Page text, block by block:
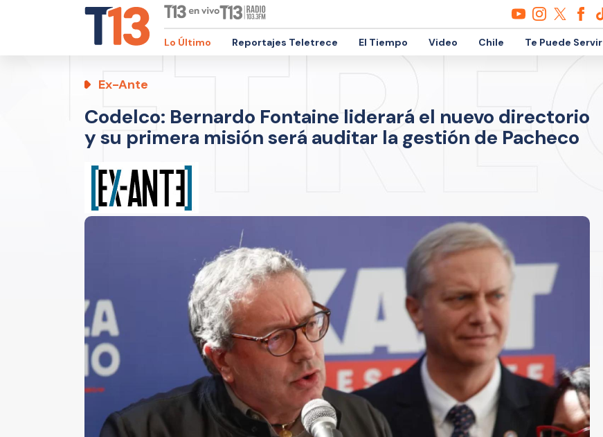
Lo Último Reportajes Teletrece El Tiempo Video Chile Te Puede Servir
Ex-Ante
Codelco: Bernardo Fontaine liderará el nuevo directorio
y su primera misión será auditar la gestión de Pacheco